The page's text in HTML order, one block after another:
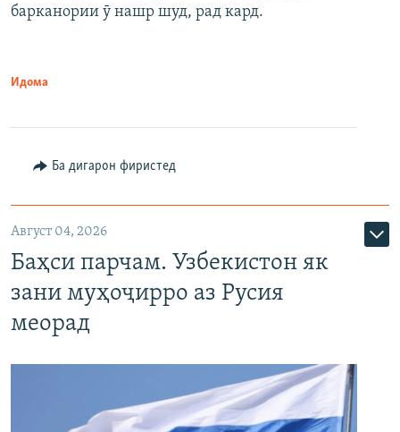
барканории ӯ нашр шуд, рад кард.
Идома
Ба дигарон фиристед
Август 04, 2026
Баҳси парчам. Узбекистон як
зани муҳоҷирро аз Русия
меорад